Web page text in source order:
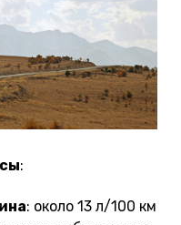
:
: около 13 л/100 км